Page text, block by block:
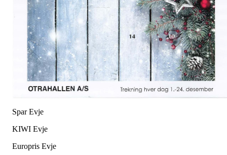
Spar Evje
KIWI Evje
Europris Evje